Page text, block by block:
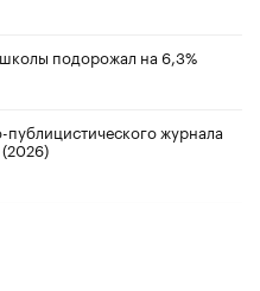
подорожал на 6,3%
журнала